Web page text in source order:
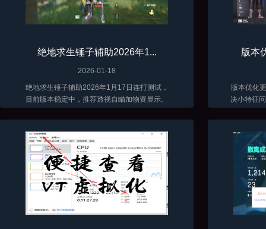
绝地求生锤子辅助2026年1...
2026-01-18
绝地求生锤子辅助2026年1月17日连打测试，
目前版本稳定中，推荐透视自瞄加物资显示。
版本
版本优化更新了
决小特征